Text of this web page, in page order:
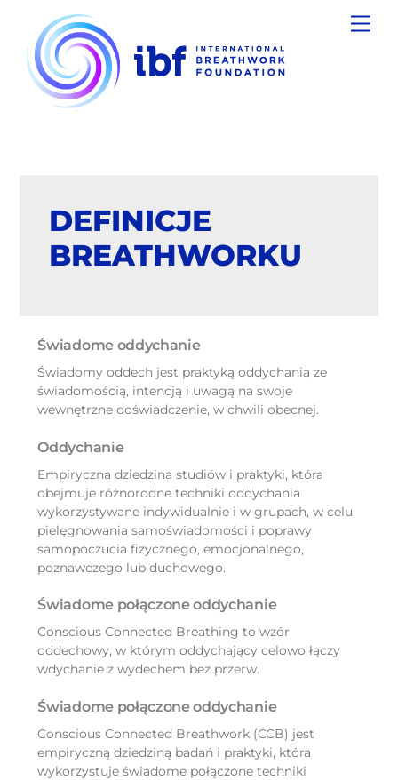
content
DEFINICJE
BREATHWORKU
Świadome oddychanie
Świadomy oddech jest praktyką oddychania ze
świadomością, intencją i uwagą na swoje
wewnętrzne doświadczenie, w chwili obecnej.
Oddychanie
Empiryczna dziedzina studiów i praktyki, która
obejmuje różnorodne techniki oddychania
wykorzystywane indywidualnie i w grupach,w celu
pielęgnowaniasamoświadomości i poprawy
samopoczucia fizycznego, emocjonalnego,
poznawczego lubduchowego.
Świadome połączone oddychanie
Conscious Connected Breathing to wzór
oddechowy, w którym oddychający celowo łączy
wdychanie z wydechem bez przerw.
Świadome połączone oddychanie
Conscious Connected Breathwork (CCB) jest
empiryczną dziedziną badań i praktyki, która
wykorzystuje świadome połączone techniki